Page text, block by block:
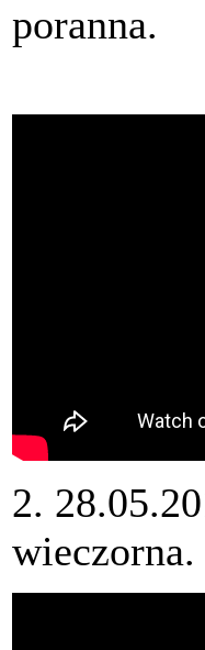
poranna.
2.
wieczorna.